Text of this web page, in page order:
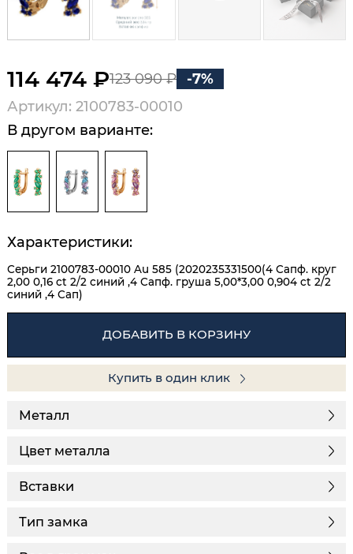
114 474 ₽123 090 ₽
-7%
Артикул: 2100783-00010
В другом варианте:
Характеристики:
Серьги 2100783-00010 Au 585 (2020235331500(4 Сапф. круг
2,00 0,16 ct 2/2 синий ,4 Сапф. груша 5,00*3,00 0,904 ct 2/2
синий ,4 Сап)
ДОБАВИТЬ В КОРЗИНУ
Купить в один клик
Металл
Цвет металла
Вставки
Тип замка